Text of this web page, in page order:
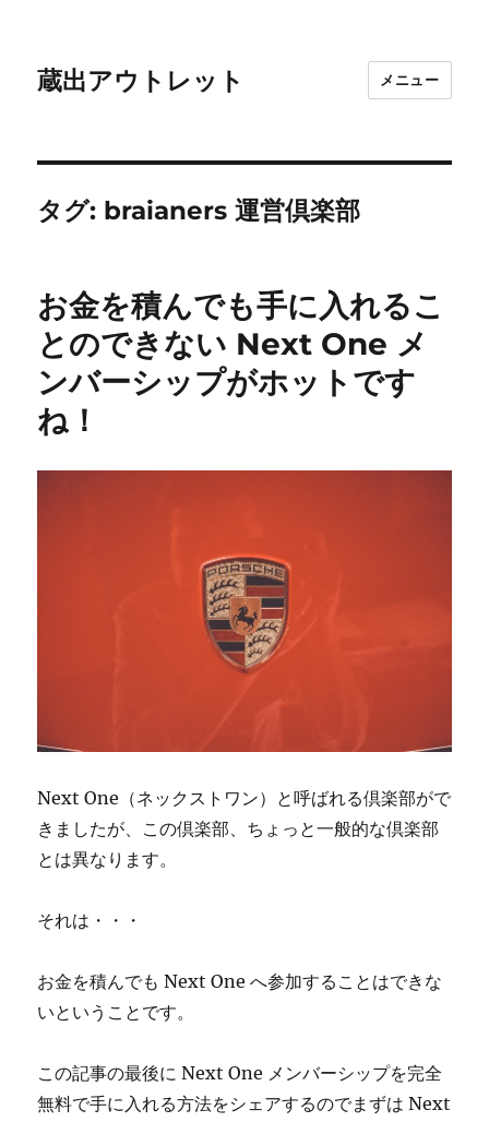
蔵出アウトレット メニュー
タグ: braianers 運営倶楽部
お金を積んでも手に入れるこ
とのできない Next One メ
ンバーシップがホットです
ね！
Next One（ネックストワン）と呼ばれる倶楽部がで
きましたが、この倶楽部、ちょっと一般的な倶楽部
とは異なります。
それは・・・
お金を積んでも Next One へ参加することはできな
いということです。
この記事の最後に Next One メンバーシップを完全
無料で手に入れる方法をシェアするのでまずは Next